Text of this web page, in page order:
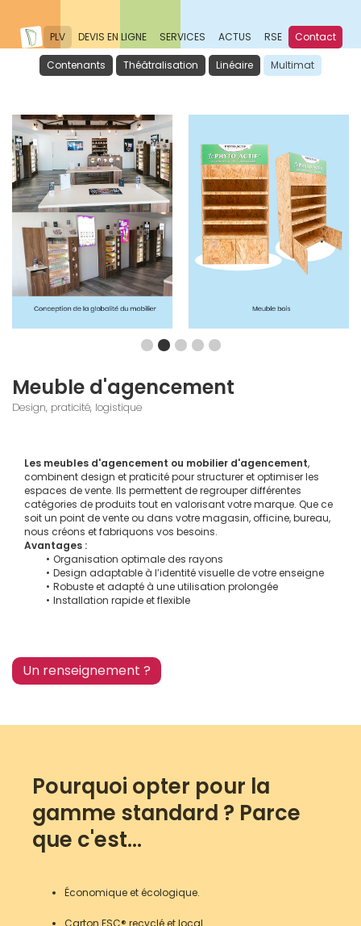
PLV DEVIS EN LIGNE SERVICES ACTUS RSE Contact
Contenants Théâtralisation Linéaire Multimat
Meuble d'agencement
Design, praticité, logistique
Les meubles d'agencement ou mobilier d'agencement,
combinent design et praticité pour structurer et optimiser les
espaces de vente. Ils permettent de regrouper différentes
catégories de produits tout en valorisant votre marque. Que ce
soit un point de vente ou dans votre magasin, officine, bureau,
nous créons et fabriquons vos besoins.
Avantages :
Organisation optimale des rayons
Design adaptable à l’identité visuelle de votre enseigne
Robuste et adapté à une utilisation prolongée
Installation rapide et flexible
Un renseignement ?
Pourquoi opter pour la
gamme standard ? Parce
que c'est...
Économique et écologique.